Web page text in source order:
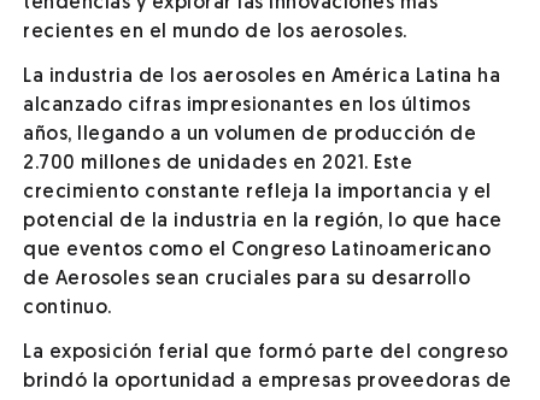
recientes en el mundo de los aerosoles.
La industria de los aerosoles en América Latina ha
alcanzado cifras impresionantes en los últimos
años, llegando a un volumen de producción de
2.700 millones de unidades en 2021. Este
crecimiento constante refleja la importancia y el
potencial de la industria en la región, lo que hace
que eventos como el Congreso Latinoamericano
de Aerosoles sean cruciales para su desarrollo
continuo.
La exposición ferial que formó parte del congreso
brindó la oportunidad a empresas proveedoras de